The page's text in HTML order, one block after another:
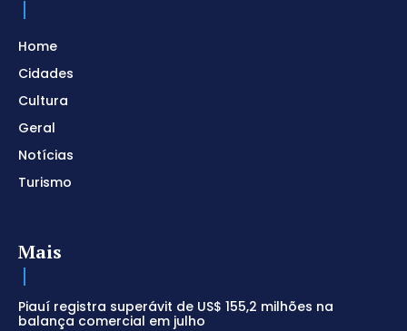
Home
Cidades
Cultura
Geral
Notícias
Turismo
Mais
Piauí registra superávit de US$ 155,2 milhões na
balança comercial em julho